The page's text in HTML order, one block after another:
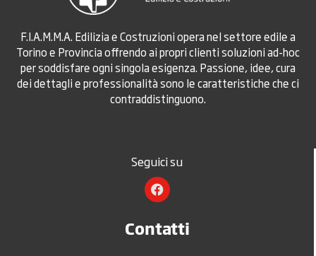
F.I.A.M.M.A. Edilizia e Costruzioni opera nel settore edile a
Torino e Provincia offrendo ai propri clienti soluzioni ad-hoc
per soddisfare ogni singola esigenza. Passione, idee, cura
dei dettagli e professionalità sono le caratteristiche che ci
contraddistinguono.
Seguici su
Contatti